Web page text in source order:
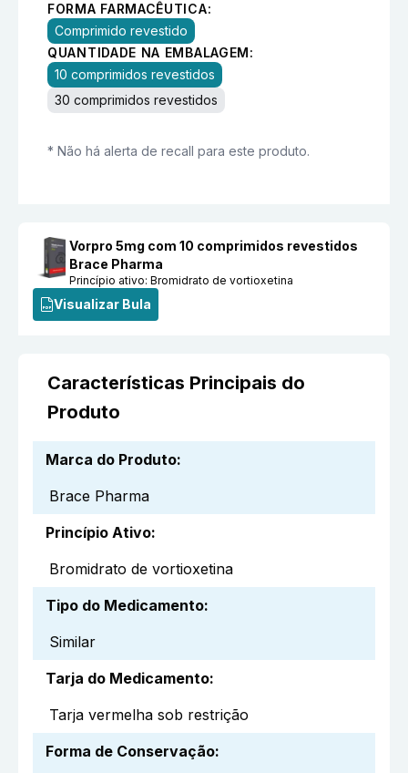
FORMA FARMACÊUTICA:
Comprimido revestido
QUANTIDADE NA EMBALAGEM:
10 comprimidos revestidos
30 comprimidos revestidos
* Não há alerta de recall para este produto.
Vorpro 5mg com 10 comprimidos revestidos
Brace Pharma
Princípio ativo:Bromidrato de vortioxetina
Visualizar Bula
Características Principais do
Produto
Marca do Produto:
Brace Pharma
Princípio Ativo:
Bromidrato de vortioxetina
Tipo do Medicamento:
Similar
Tarja do Medicamento:
Tarja vermelha sob restrição
Forma de Conservação: